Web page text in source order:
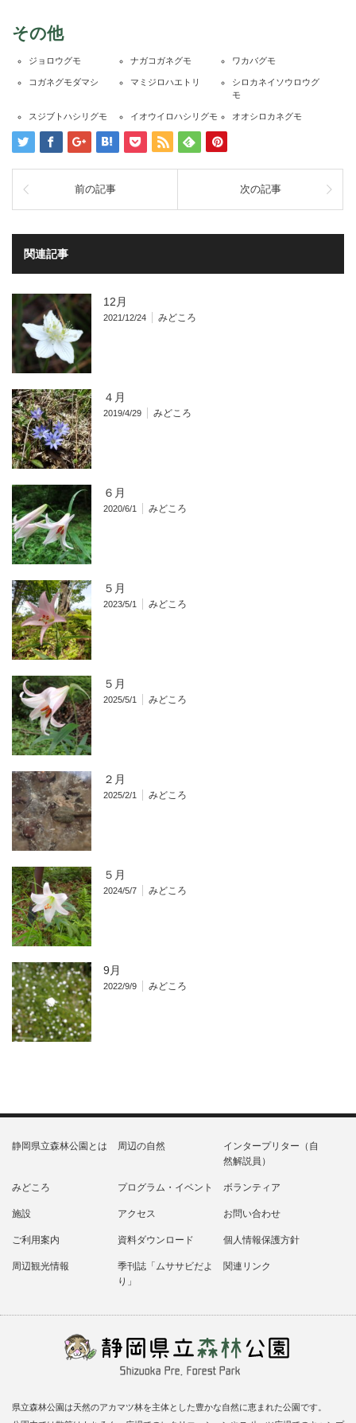
その他
ジョロウグモ ナガコガネグモ ワカバグモ
コガネグモダマシ マミジロハエトリ
シロカネイソウロウグ
モ
スジブトハシリグモ イオウイロハシリグモ オオシロカネグモ
前の記事 次の記事
関連記事
12月
2021/12/24 みどころ
４月
2019/4/29 みどころ
６月
2020/6/1 みどころ
５月
2023/5/1 みどころ
５月
2025/5/1 みどころ
２月
2025/2/1 みどころ
５月
2024/5/7 みどころ
9月
2022/9/9 みどころ
静岡県立森林公園とは 周辺の自然
インタープリター（自
然解説員）
みどころ プログラム・イベント ボランティア
施設 アクセス お問い合わせ
ご利用案内 資料ダウンロード 個人情報保護方針
周辺観光情報
季刊誌「ムササビだよ
り」
関連リンク
県立森林公園は天然のアカマツ林を主体とした豊かな自然に恵まれた公園です。